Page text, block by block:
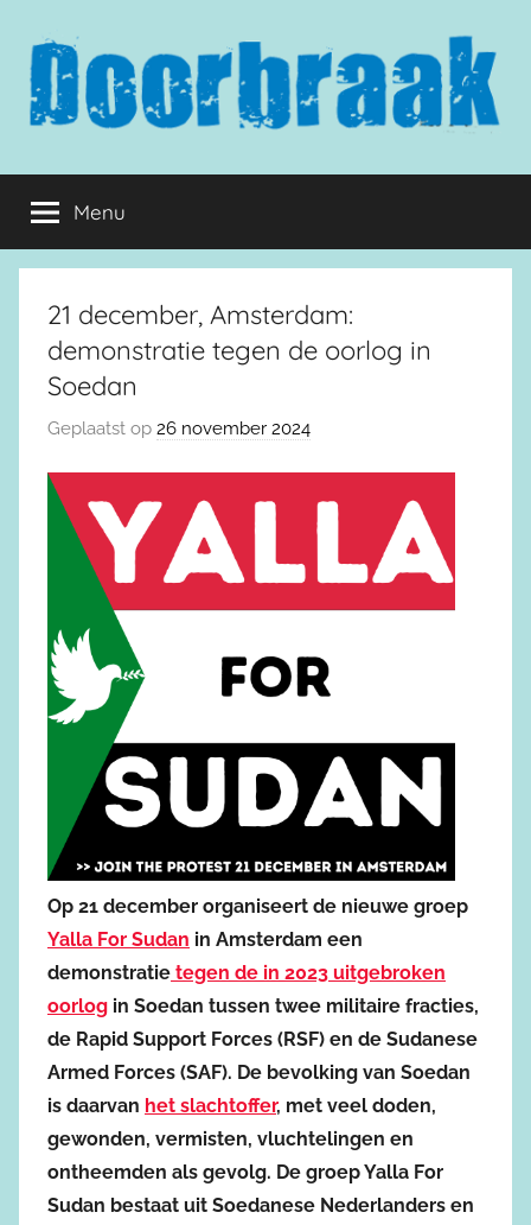
inhoud
springen
Doorbraak.eu
Menu
21 december, Amsterdam:
demonstratie tegen de oorlog in
Soedan
Geplaatst op 26 november 2024
Op 21 december organiseert de nieuwe groep
Yalla For Sudan in Amsterdam een
demonstratie tegen de in 2023 uitgebroken
oorlog in Soedan tussen twee militaire fracties,
de Rapid Support Forces (RSF) en de Sudanese
Armed Forces (SAF). De bevolking van Soedan
is daarvan het slachtoffer, met veel doden,
gewonden, vermisten, vluchtelingen en
ontheemden als gevolg. De groep Yalla For
Sudan bestaat uit Soedanese Nederlanders en